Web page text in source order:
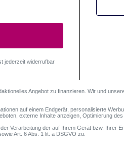
die seit über 15 Jahren komplexe
zielgruppengerecht aufbereitet.
Studium der Germanistik und
Universität München (LMU)
fundiertem Gesundheitswissen.
unter anderem für den Bayerischen
sie in den Fachverlag. Seit
beim DVGE Deutschen
sowie bei der MyLife Media